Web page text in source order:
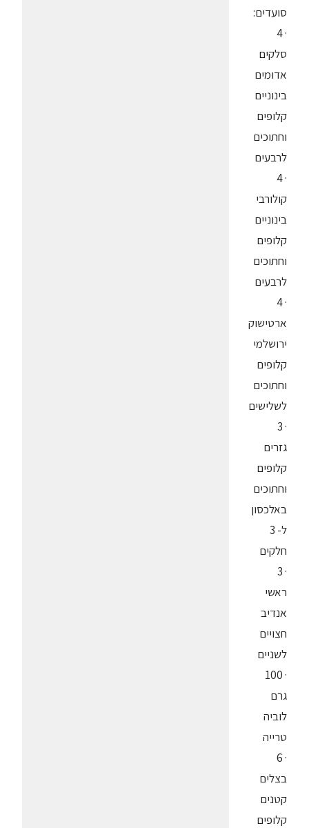
סועדים:
· 4
סלקים
אדומים
בינוניים
קלופים
וחתוכים
לרבעים
· 4
קולורבי
בינוניים
קלופים
וחתוכים
לרבעים
· 4
ארטישוק
ירושלמי
קלופים
וחתוכים
לשלישים
· 3
גזרים
קלופים
וחתוכים
באלכסון
ל- 3
חלקים
· 3
ראשי
אנדיב
חצויים
לשניים
· 100
גרם
לוביה
טרייה
· 6
בצלים
קטנים
קלופים